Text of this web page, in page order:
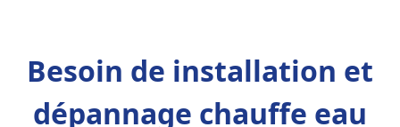
Besoin de installation et
dépannage chauffe eau